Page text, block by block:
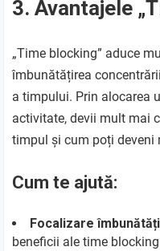
3. Avantajele
„Time blocking” aduce
îmbunătățirea
a timpului. Prin alocarea
activitate, devii mult mai
timpul și cum poți deveni
Cum te ajută:
Focalizare
beneficii ale time